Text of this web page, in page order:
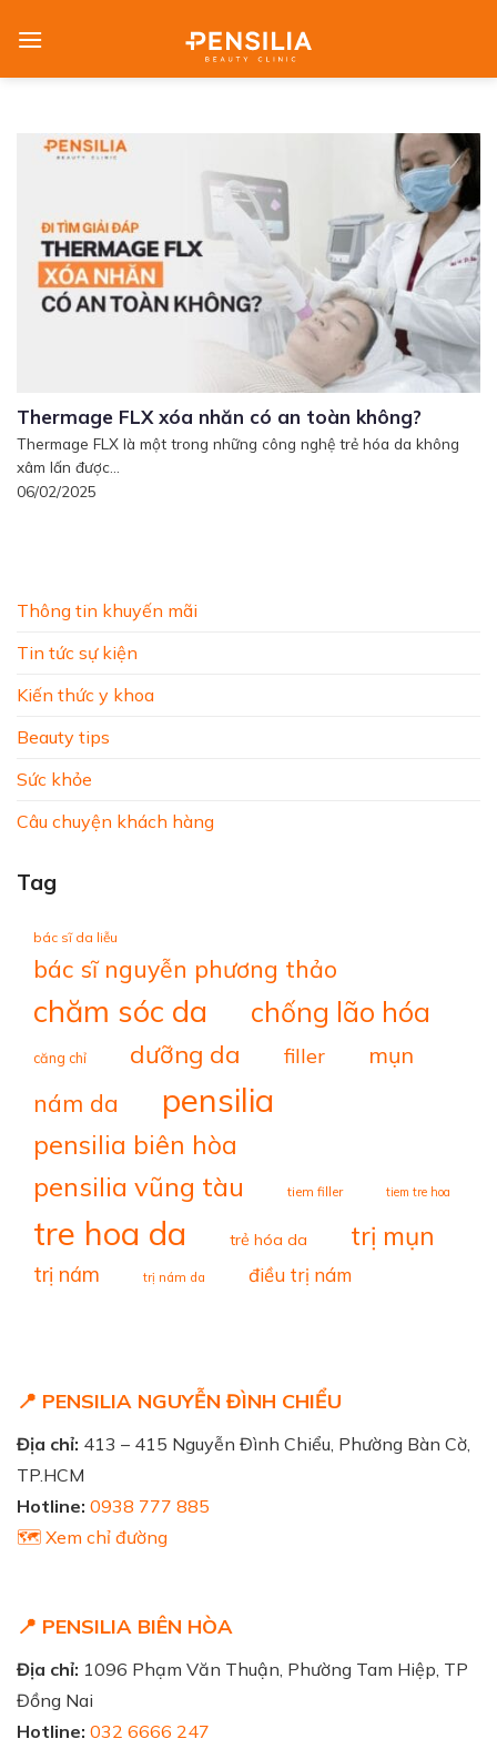
Thông tin khuyến mãi
Tin tức sự kiện
Kiến thức y khoa
Beauty tips
Sức khỏe
Câu chuyện khách hàng
Tag
bác sĩ da liễu
bác sĩ nguyễn phương thảo
chăm sóc da chống lão hóa
căng chỉ dưỡng da filler mụn
nám da pensilia
pensilia biên hòa
pensilia vũng tàu tiem filler tiem tre hoa
tre hoa da trẻ hóa da trị mụn
trị nám trị nám da điều trị nám
Thermage FLX xóa nhăn có an toàn không?
Thermage FLX là một trong những công nghệ trẻ hóa da không
xâm lấn được...
06/02/2025
📍 PENSILIA NGUYỄN ĐÌNH CHIỂU
Địa chỉ: 413 – 415 Nguyễn Đình Chiểu, Phường Bàn Cờ,
TP.HCM
Hotline: 0938 777 885
🗺️ Xem chỉ đường
📍 PENSILIA BIÊN HÒA
Địa chỉ: 1096 Phạm Văn Thuận, Phường Tam Hiệp, TP
Đồng Nai
Hotline: 032 6666 247